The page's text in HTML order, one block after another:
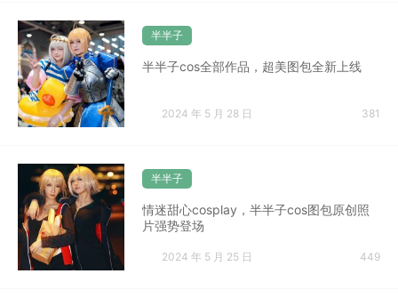
半半子
半半子cos全部作品，超美图包全新上线
2024 年 5 月 28 日 381
半半子
情迷甜心cosplay，半半子cos图包原创照
片强势登场
2024 年 5 月 25 日 449